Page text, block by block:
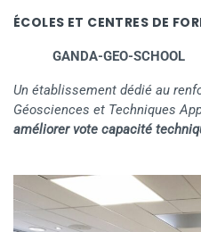
ÉCOLES ET CENTRES DE
GANDA-GEO-SCHOOL
Un établissement dédié au
Géosciences et Techniques
améliorer vote capacité